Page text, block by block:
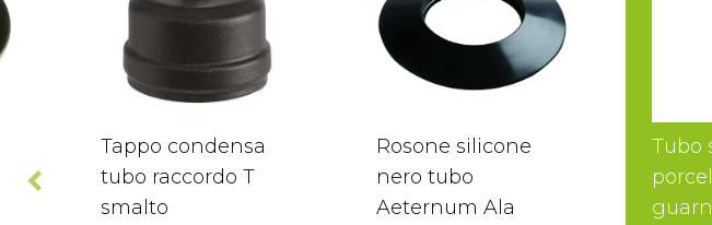
Tappo condensa
tubo raccordo T
smalto
Rosone silicone
nero tubo
Aeternum Ala
Tubo